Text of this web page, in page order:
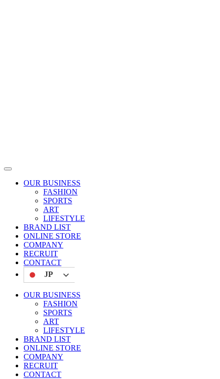
OUR BUSINESS
FASHION
SPORTS
ART
LIFESTYLE
BRAND LIST
ONLINE STORE
COMPANY
RECRUIT
CONTACT
JP
OUR BUSINESS
FASHION
SPORTS
ART
LIFESTYLE
BRAND LIST
ONLINE STORE
COMPANY
RECRUIT
CONTACT